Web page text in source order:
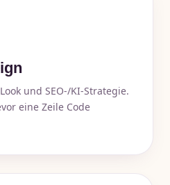
und SEO-/KI-Strategie.
eine Zeile Code